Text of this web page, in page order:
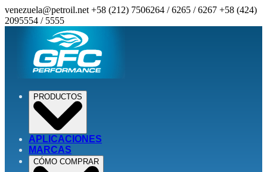
venezuela@petroil.net +58 (212) 7506264 / 6265 / 6267 +58 (424)
2095554 / 5555
PRODUCTOS
APLICACIONES
MARCAS
CÓMO COMPRAR